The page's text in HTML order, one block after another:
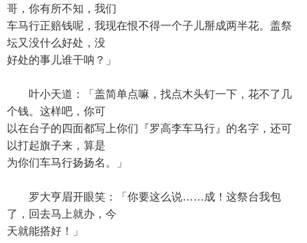
哥，你有所不知，我们
车马行正赔钱呢，我现在恨不得一个子儿掰成两半花。盖祭
坛又没什么好处，没
好处的事儿谁干呐？」
叶小天道：「盖简单点嘛，找点木头钉一下，花不了几
个钱。这样吧，你可
以在台子的四面都写上你们『罗高李车马行』的名字，还可
以打起旗子来，算是
为你们车马行扬扬名。」
罗大亨眉开眼笑：「你要这么说……成！这祭台我包
了，回去马上就办，今
天就能搭好！」